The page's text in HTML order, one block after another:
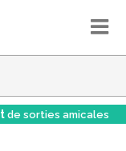
de sorties amicales